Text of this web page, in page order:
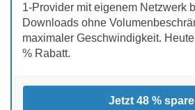
1-Provider mit eigenem Netzwerk
Downloads ohne
maximaler Geschwindigkeit.
% Rabatt.
Jetzt 48 %